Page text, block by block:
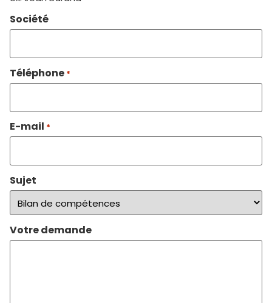
Société
Téléphone *
E-mail *
Sujet
Votre demande